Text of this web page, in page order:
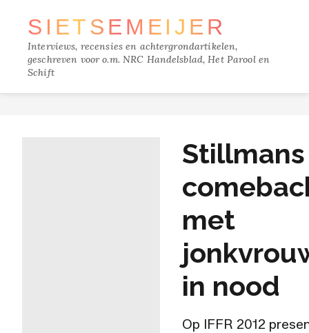
SIETSE MEIJER
Interviews, recensies en achtergrondartikelen,
geschreven voor o.m. NRC Handelsblad, Het Parool en
Schift
Stillmans
met
in nood
Op IFFR 2012